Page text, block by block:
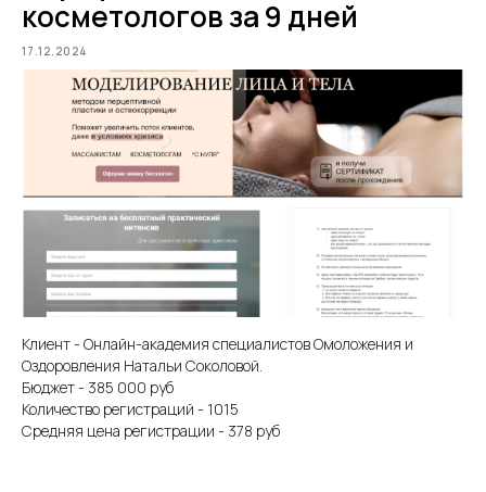
косметологов за 9 дней
17.12.2024
Клиент - Онлайн-академия специалистов Омоложения и
Оздоровления Натальи Соколовой.
Бюджет - 385 000 руб
Количество регистраций - 1015
Средняя цена регистрации - 378 руб